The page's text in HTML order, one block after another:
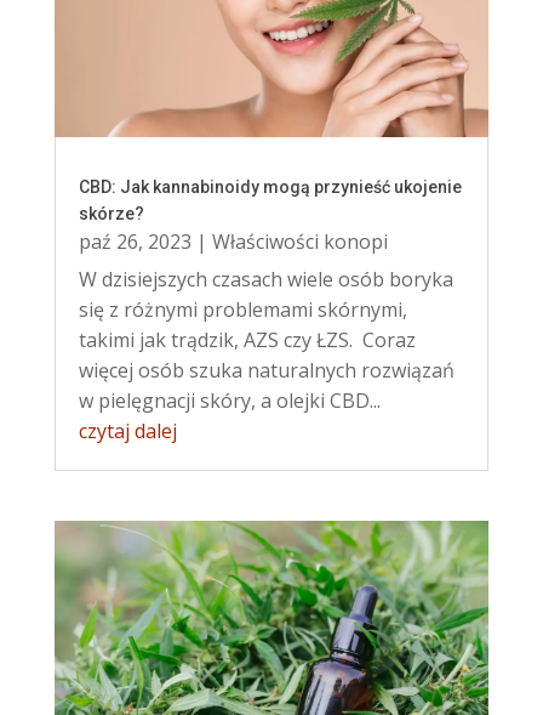
CBD: Jak kannabinoidy mogą przynieść ukojenie
skórze?
paź 26, 2023 | Właściwości konopi
W dzisiejszych czasach wiele osób boryka
się z różnymi problemami skórnymi,
takimi jak trądzik, AZS czy ŁZS. Coraz
więcej osób szuka naturalnych rozwiązań
w pielęgnacji skóry, a olejki CBD...
czytaj dalej